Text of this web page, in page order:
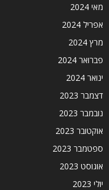
מאי 2024
אפריל 2024
מרץ 2024
פברואר 2024
ינואר 2024
דצמבר 2023
נובמבר 2023
אוקטובר 2023
ספטמבר 2023
אוגוסט 2023
יולי 2023